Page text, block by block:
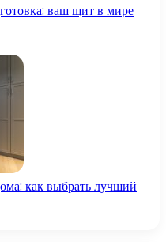
ваш щит в мире
как выбрать лучший